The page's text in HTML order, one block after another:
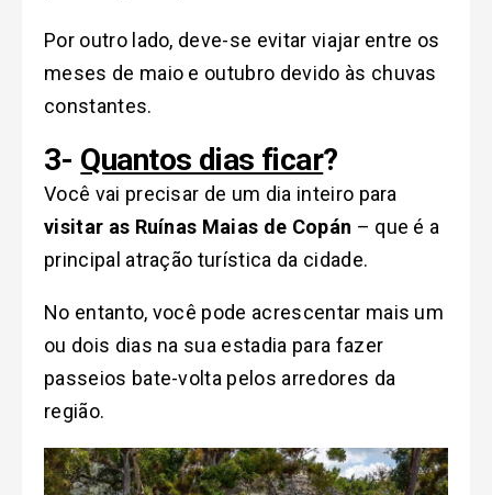
Por outro lado, deve-se evitar viajar entre os
meses de maio e outubro devido às chuvas
constantes.
3- Quantos dias ficar?
Você vai precisar de um dia inteiro para
visitar as Ruínas Maias de Copán – que é a
principal atração turística da cidade.
No entanto, você pode acrescentar mais um
ou dois dias na sua estadia para fazer
passeios bate-volta pelos arredores da
região.